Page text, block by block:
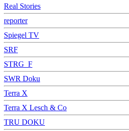
Real Stories
reporter
Spiegel TV
SRF
STRG_F
SWR Doku
Terra X
Terra X Lesch & Co
TRU DOKU